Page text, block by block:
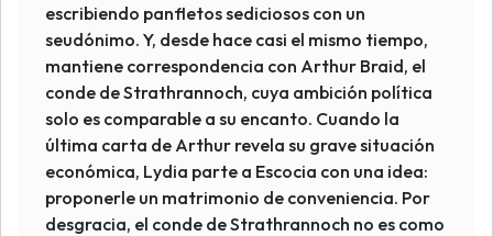
escribiendo panfletos sediciosos con un
seudónimo. Y, desde hace casi el mismo tiempo,
mantiene correspondencia con Arthur Braid, el
conde de Strathrannoch, cuya ambición política
solo es comparable a su encanto. Cuando la
última carta de Arthur revela su grave situación
económica, Lydia parte a Escocia con una idea:
proponerle un matrimonio de conveniencia. Por
desgracia, el conde de Strathrannoch no es como